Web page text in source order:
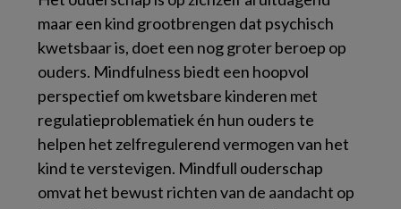
maar een kind grootbrengen dat psychisch
kwetsbaar is, doet een nog groter beroep op
ouders. Mindfulness biedt een hoopvol
perspectief om kwetsbare kinderen met
regulatieproblematiek én hun ouders te
helpen het zelfregulerend vermogen van het
kind te verstevigen. Mindfull ouderschap
omvat het bewust richten van de aandacht op